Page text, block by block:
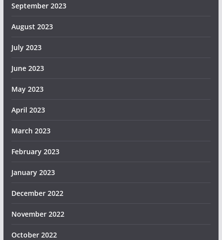
September 2023
August 2023
July 2023
June 2023
May 2023
April 2023
March 2023
February 2023
January 2023
December 2022
November 2022
October 2022